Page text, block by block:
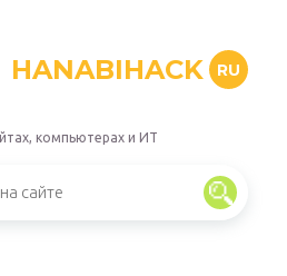
HANABIHACK RU
компьютерах и ИТ